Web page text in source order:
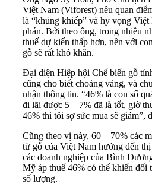
Việt Nam (Viforest) nêu quan
là “khủng khiếp” và hy vọng Việt
phán. Bởi theo ông, trong nhiều
thuế dự kiến thấp hơn, nên với
gỗ sẽ rất khó khăn.
Đại diện Hiệp hội Chế biến gỗ
cũng cho biết choáng váng, và
nhận thông tin. “46% là con số
đi lãi được 5 – 7% đã là tốt, giờ
46% thì tôi sợ sức mua sẽ giảm”,
Cũng theo vị này, 60 – 70% các
từ gỗ của Việt Nam hướng đến
các doanh nghiệp của Bình
Mỹ áp thuế 46% có thể khiến đối
số lượng.